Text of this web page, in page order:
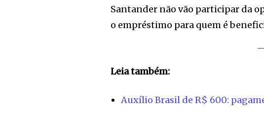
Santander não vão participar da
o empréstimo para quem é
Leia também:
Auxílio Brasil de R$ 600: